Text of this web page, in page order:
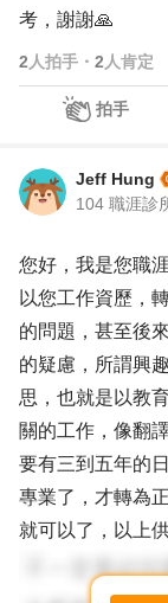
考，謝謝🙏
2 人拍手 ・ 2 人肯定
拍手
Jeff Hung
104 職涯診
您好，我是您職
以您工作資歷，
的問題，甚至後
的疑慮，所謂興
思，也就是以教
關的工作，像翻
要有三到五年的
專業了，才轉為
就可以了，以上